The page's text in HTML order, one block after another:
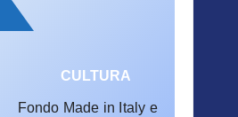
CULTURA
Fondo Made in Italy e